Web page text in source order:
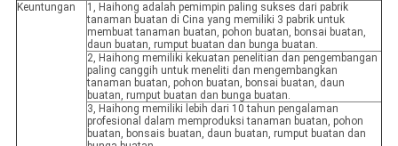
Keuntungan
1, Haihong adalah pemimpin paling sukses dari pabrik
tanaman buatan di Cina yang memiliki 3 pabrik untuk
membuat tanaman buatan, pohon buatan, bonsai buatan,
daun buatan, rumput buatan dan bunga buatan.
2, Haihong memiliki kekuatan penelitian dan pengembangan
paling canggih untuk meneliti dan mengembangkan
tanaman buatan, pohon buatan, bonsai buatan, daun
buatan, rumput buatan dan bunga buatan.
3, Haihong memiliki lebih dari 10 tahun pengalaman
profesional dalam memproduksi tanaman buatan, pohon
buatan, bonsais buatan, daun buatan, rumput buatan dan